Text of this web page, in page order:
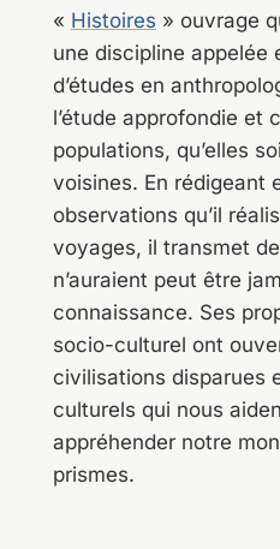
« Histoires » ouvrage
une discipline appelée
d’études en
l’étude approfondie et
populations, qu’elles
voisines. En rédigeant
observations qu’il
voyages, il transmet
n’auraient peut être
connaissance. Ses
socio-culturel ont
civilisations disparues
culturels qui nous
appréhender notre
prismes.